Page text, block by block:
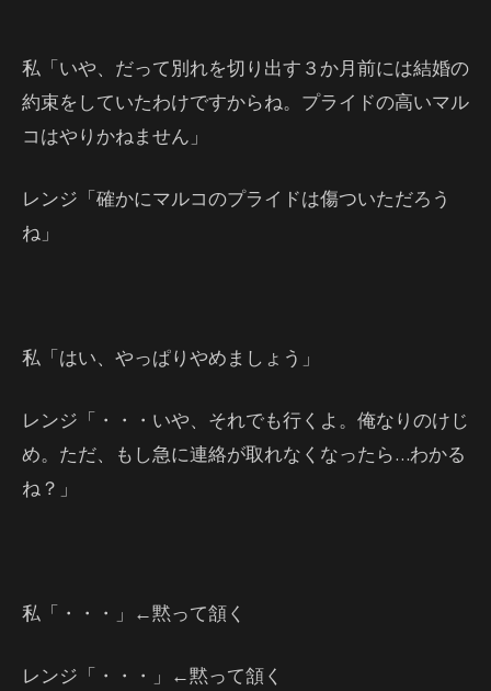
私「いや、だって別れを切り出す３か月前には結婚の
約束をしていたわけですからね。プライドの高いマル
コはやりかねません」
レンジ「確かにマルコのプライドは傷ついただろう
ね」
私「はい、やっぱりやめましょう」
レンジ「・・・いや、それでも行くよ。俺なりのけじ
め。ただ、もし急に連絡が取れなくなったら…わかる
ね？」
私「・・・」←黙って頷く
レンジ「・・・」←黙って頷く